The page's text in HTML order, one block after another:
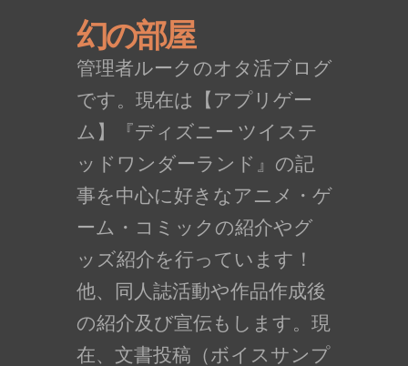
幻の部屋
管理者ルークのオタ活ブログ
です。現在は【アプリゲー
ム】『ディズニー ツイステ
ッドワンダーランド』の記
事を中心に好きなアニメ・ゲ
ーム・コミックの紹介やグ
ッズ紹介を行っています！
他、同人誌活動や作品作成後
の紹介及び宣伝もします。現
在、文書投稿（ボイスサンプ